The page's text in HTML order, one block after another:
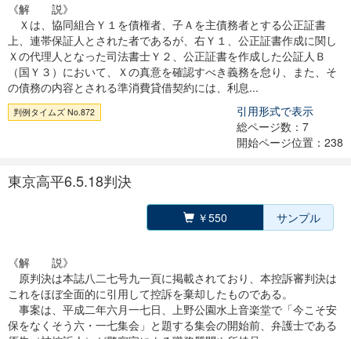
《解 説》
Ｘは、協同組合Ｙ１を債権者、子Ａを主債務者とする公正証書
上、連帯保証人とされた者であるが、右Ｙ１、公正証書作成に関し
Ｘの代理人となった司法書士Ｙ２、公正証書を作成した公証人Ｂ
（国Ｙ３）において、Ｘの真意を確認すべき義務を怠り、また、そ
の債務の内容とされる準消費貸借契約には、利息...
判例タイムズ No.872
引用形式で表示
総ページ数：7
開始ページ位置：238
東京高平6.5.18判決
￥550 サンプル
《解 説》
原判決は本誌八二七号九一頁に掲載されており、本控訴審判決は
これをほぼ全面的に引用して控訴を棄却したものである。
事案は、平成二年六月一七日、上野公園水上音楽堂で「今こそ安
保をなくそう六・一七集会」と題する集会の開始前、弁護士である